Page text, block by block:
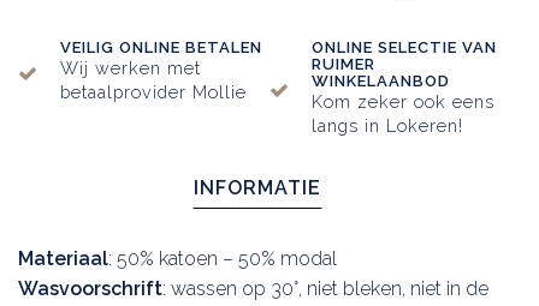
VEILIG ONLINE BETALEN
Wij werken met
betaalprovider Mollie
ONLINE SELECTIE VAN
RUIMER
WINKELAANBOD
Kom zeker ook eens
langs in Lokeren!
INFORMATIE
Materiaal: 50% katoen – 50% modal
Wasvoorschrift: wassen op 30°, niet bleken, niet in de